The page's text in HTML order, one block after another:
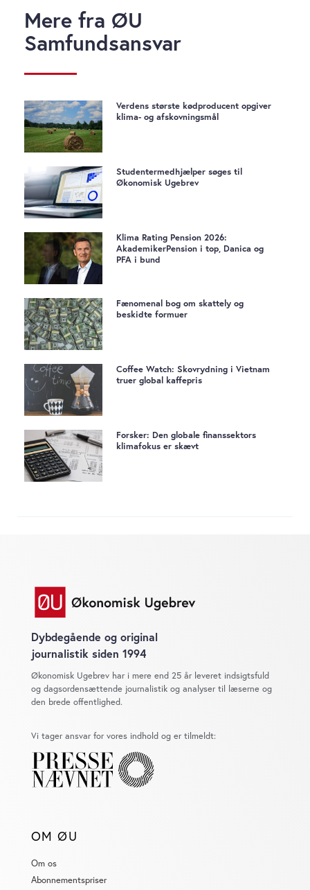
Mere fra ØU
Samfundsansvar
Verdens største kødproducent opgiver
klima- og afskovningsmål
Studentermedhjælper søges til
Økonomisk Ugebrev
Klima Rating Pension 2026:
AkademikerPension i top, Danica og
PFA i bund
Fænomenal bog om skattely og
beskidte formuer
Coffee Watch: Skovrydning i Vietnam
truer global kaffepris
Forsker: Den globale finanssektors
klimafokus er skævt
Dybdegående og original
journalistik siden 1994
Økonomisk Ugebrev har i mere end 25 år leveret indsigtsfuld
og dagsordensættende journalistik og analyser til læserne og
den brede offentlighed.
Vi tager ansvar for vores indhold og er tilmeldt:
OM ØU
Om os
Abonnementspriser